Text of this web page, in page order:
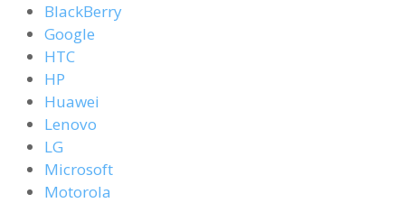
BlackBerry
Google
HTC
HP
Huawei
Lenovo
LG
Microsoft
Motorola